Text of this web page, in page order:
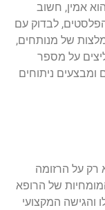
אמין, חשוב
לבדוק עם
של מנותחים,
על מספר
ומבצעים ניתוחים
על הרזומה
של הרופא
והגישה המקצועי